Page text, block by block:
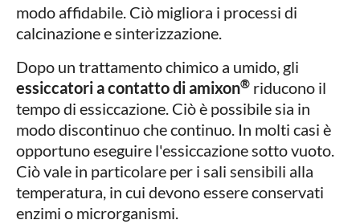
modo affidabile. Ciò migliora i processi di
calcinazione e sinterizzazione.
Dopo un trattamento chimico a umido, gli
essiccatori a contatto di amixon® riducono il
tempo di essiccazione. Ciò è possibile sia in
modo discontinuo che continuo. In molti casi è
opportuno eseguire l'essiccazione sotto vuoto.
Ciò vale in particolare per i sali sensibili alla
temperatura, in cui devono essere conservati
enzimi o microrganismi.